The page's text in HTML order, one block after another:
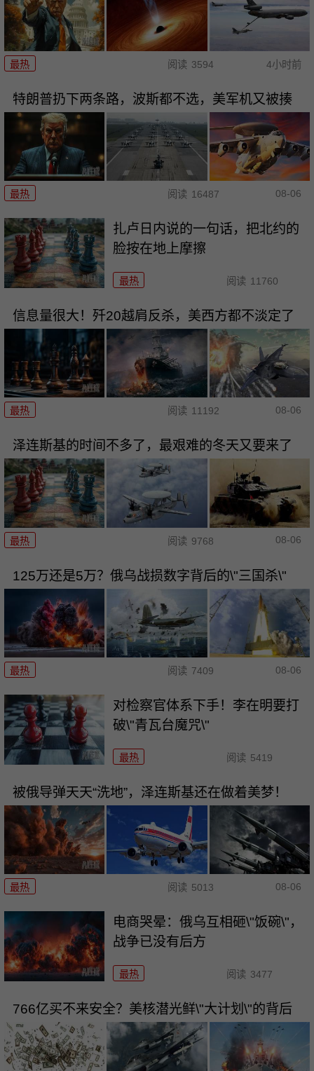
最热 阅读 3594 4小时前
特朗普扔下两条路，波斯都不选，美军机又被揍
最热 阅读 16487 08-06
扎卢日内说的一句话，把北约的
脸按在地上摩擦
最热 阅读 11760
信息量很大！歼20越肩反杀，美西方都不淡定了
最热 阅读 11192 08-06
泽连斯基的时间不多了，最艰难的冬天又要来了
最热 阅读 9768 08-06
125万还是5万？俄乌战损数字背后的\"三国杀\"
最热 阅读 7409 08-06
对检察官体系下手！李在明要打
破\"青瓦台魔咒\"
最热 阅读 5419
被俄导弹天天“洗地”，泽连斯基还在做着美梦！
最热 阅读 5013 08-06
电商哭晕：俄乌互相砸\"饭碗\"，
战争已没有后方
最热 阅读 3477
766亿买不来安全？美核潜光鲜\"大计划\"的背后